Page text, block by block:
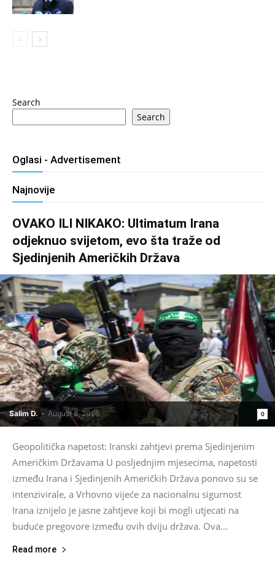
Search
Search
Oglasi - Advertisement
Najnovije
OVAKO ILI NIKAKO: Ultimatum Irana
odjeknuo svijetom, evo šta traže od
Sjedinjenih Američkih Država
Salim D. - August 8, 2026 0
Geopolitička napetost: Iranski zahtjevi prema Sjedinjenim
Američkim Državama U posljednjim mjesecima, napetosti
između Irana i Sjedinjenih Američkih Država ponovo su se
intenzivirale, a Vrhovno vijeće za nacionalnu sigurnost
Irana iznijelo je jasne zahtjeve koji bi mogli utjecati na
buduće pregovore između ovih dviju država. Ova...
Read more